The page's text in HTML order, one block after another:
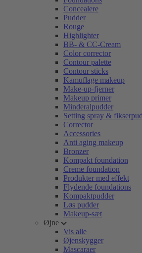
Concealere
Pudder
Rouge
Highlighter
BB- & CC-Cream
Color corrector
Contour palette
Contour sticks
Kamuflage makeup
Make-up-fjerner
Makeup primer
Minderalpudder
Setting spray &
Corrector
Accessories
Anti aging makeup
Bronzer
Kompakt foundation
Creme foundation
Produkter med effekt
Flydende foundations
Kompaktpudder
Løs pudder
Makeup-sæt
Øjne
Vis alle
Øjenskygger
Mascaraer